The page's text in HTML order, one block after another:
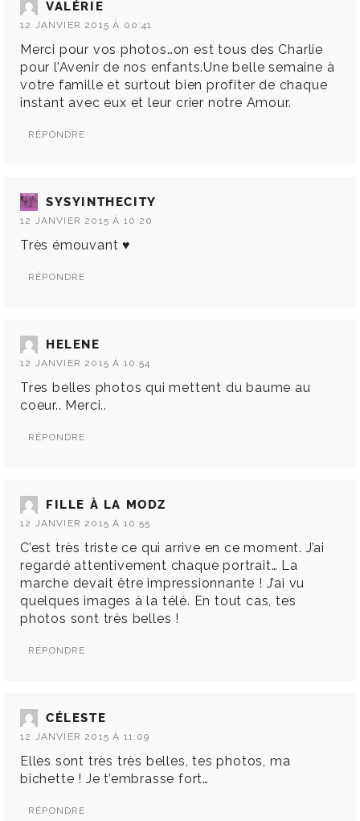
VALÉRIE
12 JANVIER 2015 À 00:41
Merci pour vos photos…on est tous des Charlie
pour l’Avenir de nos enfants.Une belle semaine à
votre famille et surtout bien profiter de chaque
instant avec eux et leur crier notre Amour.
RÉPONDRE
SYSYINTHECITY
12 JANVIER 2015 À 10:20
Très émouvant ♥
RÉPONDRE
HELENE
12 JANVIER 2015 À 10:54
Tres belles photos qui mettent du baume au
coeur.. Merci..
RÉPONDRE
FILLE À LA MODZ
12 JANVIER 2015 À 10:55
C’est très triste ce qui arrive en ce moment. J’ai
regardé attentivement chaque portrait… La
marche devait être impressionnante ! J’ai vu
quelques images à la télé. En tout cas, tes
photos sont très belles !
RÉPONDRE
CÉLESTE
12 JANVIER 2015 À 11:09
Elles sont très très belles, tes photos, ma
bichette ! Je t’embrasse fort…
RÉPONDRE